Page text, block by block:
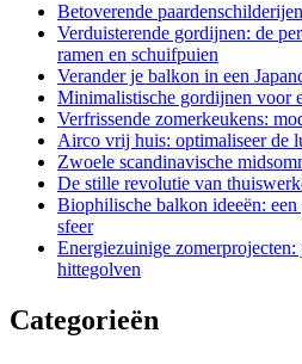
Betoverende
Verduisterende gordijnen: de
ramen en schuifpuien
Verander je balkon in een
Minimalistische gordijnen voor
Verfrissende zomerkeukens:
Airco vrij huis: optimaliseer de
Zwoele scandinavische
De stille revolutie van
Biophilische balkon ideeën:
sfeer
Energiezuinige
hittegolven
Categorieën